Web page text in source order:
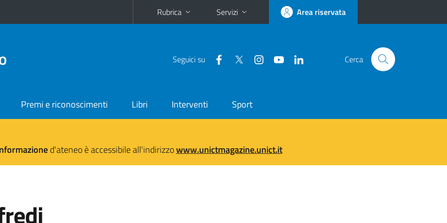
Rubrica Servizi Area riservata
Seguici su Cerca
Premi e riconoscimenti Libri Interventi Sport
d'ateneo è accessibile all'indirizzowww.unictmagazine.unict.it